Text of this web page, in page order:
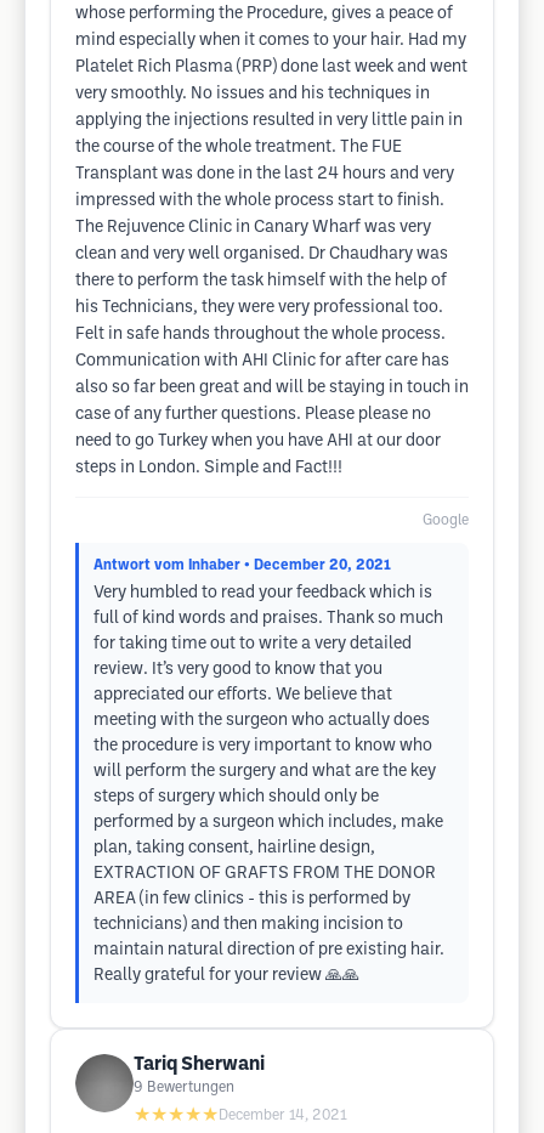
whose performing the Procedure, gives a peace of
mind especially when it comes to your hair. Had my
Platelet Rich Plasma (PRP) done last week and went
very smoothly. No issues and his techniques in
applying the injections resulted in very little pain in
the course of the whole treatment. The FUE
Transplant was done in the last 24 hours and very
impressed with the whole process start to finish.
The Rejuvence Clinic in Canary Wharf was very
clean and very well organised. Dr Chaudhary was
there to perform the task himself with the help of
his Technicians, they were very professional too.
Felt in safe hands throughout the whole process.
Communication with AHI Clinic for after care has
also so far been great and will be staying in touch in
case of any further questions. Please please no
need to go Turkey when you have AHI at our door
steps in London. Simple and Fact!!!
Google
Antwort vom Inhaber • December 20, 2021
Very humbled to read your feedback which is
full of kind words and praises. Thank so much
for taking time out to write a very detailed
review. It’s very good to know that you
appreciated our efforts. We believe that
meeting with the surgeon who actually does
the procedure is very important to know who
will perform the surgery and what are the key
steps of surgery which should only be
performed by a surgeon which includes, make
plan, taking consent, hairline design,
EXTRACTION OF GRAFTS FROM THE DONOR
AREA (in few clinics - this is performed by
technicians) and then making incision to
maintain natural direction of pre existing hair.
Really grateful for your review 🙏🙏
Tariq Sherwani
9 Bewertungen
★★★★★ December 14, 2021